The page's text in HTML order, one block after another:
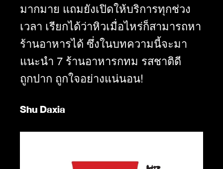
มากมาย แถมยังเปิดให้บริการทุกช่วง
เวลา เรียกได้ว่าหิวเมื่อไหร่ก็สามารถหา
ร้านอาหารได้ ซึ่งในบทความนี้จะมา
แนะนำ 7 ร้านอาหารกทม รสชาติดี
ถูกปาก ถูกใจอย่างแน่นอน!
Shu Daxia